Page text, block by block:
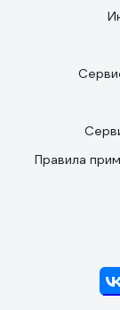
Правила